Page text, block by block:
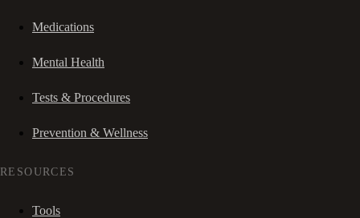
Medications
Mental Health
Tests & Procedures
Prevention & Wellness
RESOURCES
Tools